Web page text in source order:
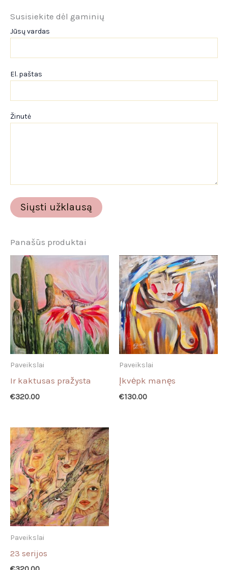
Susisiekite dėl gaminių
Jūsų vardas
El. paštas
Žinutė
Panašūs produktai
Paveikslai
Ir kaktusas pražysta
€320.00
Paveikslai
Įkvėpk manęs
€130.00
Paveikslai
23 serijos